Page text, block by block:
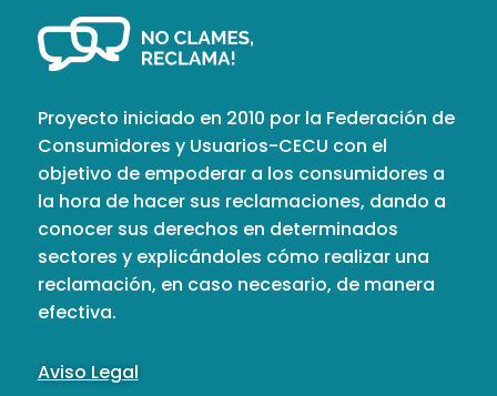
Proyecto iniciado en 2010 por la Federación de
Consumidores y Usuarios-CECU con el
objetivo de empoderar a los consumidores a
la hora de hacer sus reclamaciones, dando a
conocer sus derechos en determinados
sectores y explicándoles cómo realizar una
reclamación, en caso necesario, de manera
efectiva.
Aviso Legal